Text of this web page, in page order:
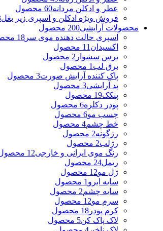
عطر و ادکلن مردانه60 محصول
فروش ویژه ادکلن و اسپری زیر بغل3
محصولات آرایشی200 محصول
اسپری حالت دهنده موی سر 18 محصول
اکسیدان 11 محصول
برس سشوار 2 محصول
برق لب 1 محصول
پاک کننده آرایش صورت3 محصول
پد آرایشی3 محصول
پنکک19 محصول
پودر دکلره6 محصول
چسب مو6 محصول
خط چشم4 محصول
رژگونه2 محصول
رژلب2 محصول
رنگ موی ایرانی و خارجی12 محصول
ریمل24 محصول
ژل مو12 محصول
سایه ابرو 1 محصول
سایه چشم2 محصول
سرم مو12 محصول
کرم پودر 18 محصول
لاک پاک کن5 محصول